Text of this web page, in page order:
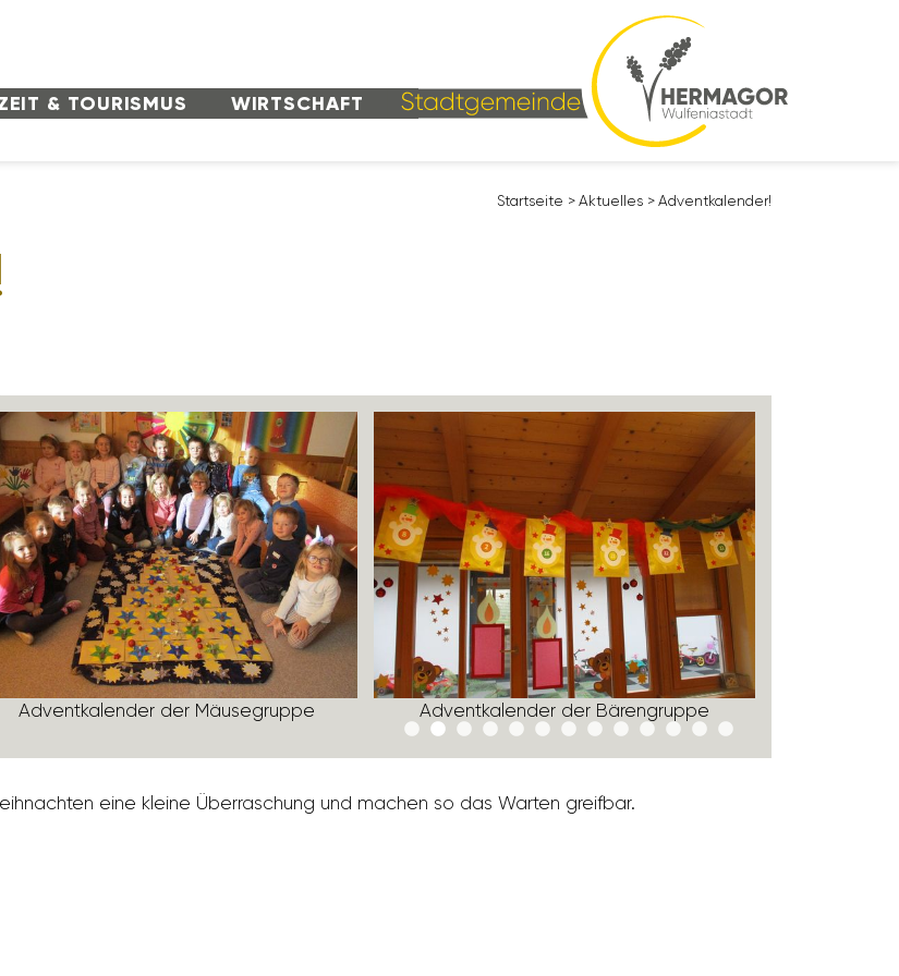
& TOURISMUS WIRT­SCHAFT
Start­seite > Aktu­elles > Advent­ka­lender!
Advent­ka­lender der Mäuse­gruppe Advent­ka­lender der Bären­gruppe
eine kleine Überra­schung und machen so das Warten greifbar.